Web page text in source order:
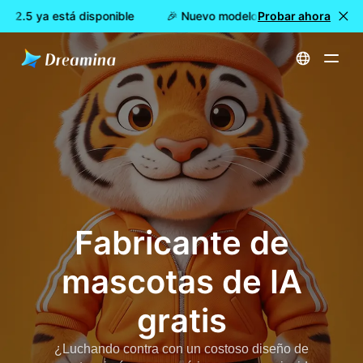
2.5 ya está disponible 🎉 Nuevo modelo DISPONIBLE:
Probar ahora
Inicio Crear Fabricante de mascotas de IA gratis
Fabricante de
mascotas de IA
gratis
¿Luchando contra con un costoso diseño de